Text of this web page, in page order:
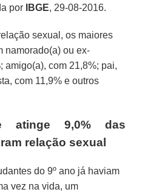
por IBGE, 29-08-2016.
sexual, os maiores
namorado(a) ou ex-
amigo(a), com 21,8%; pai,
com 11,9% e outros
atinge 9,0% das
relação sexual
do 9º ano já haviam
vez na vida, um